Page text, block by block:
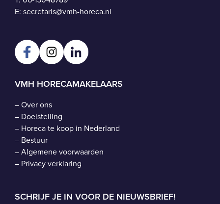
E: secretaris@vmh-horeca.nl
VMH HORECAMAKELAARS
–Over ons
– Doelstelling
– Horeca te koop in Nederland
– Bestuur
–Algemene voorwaarden
– Privacy verklaring
SCHRIJF JE IN VOOR DE NIEUWSBRIEF!